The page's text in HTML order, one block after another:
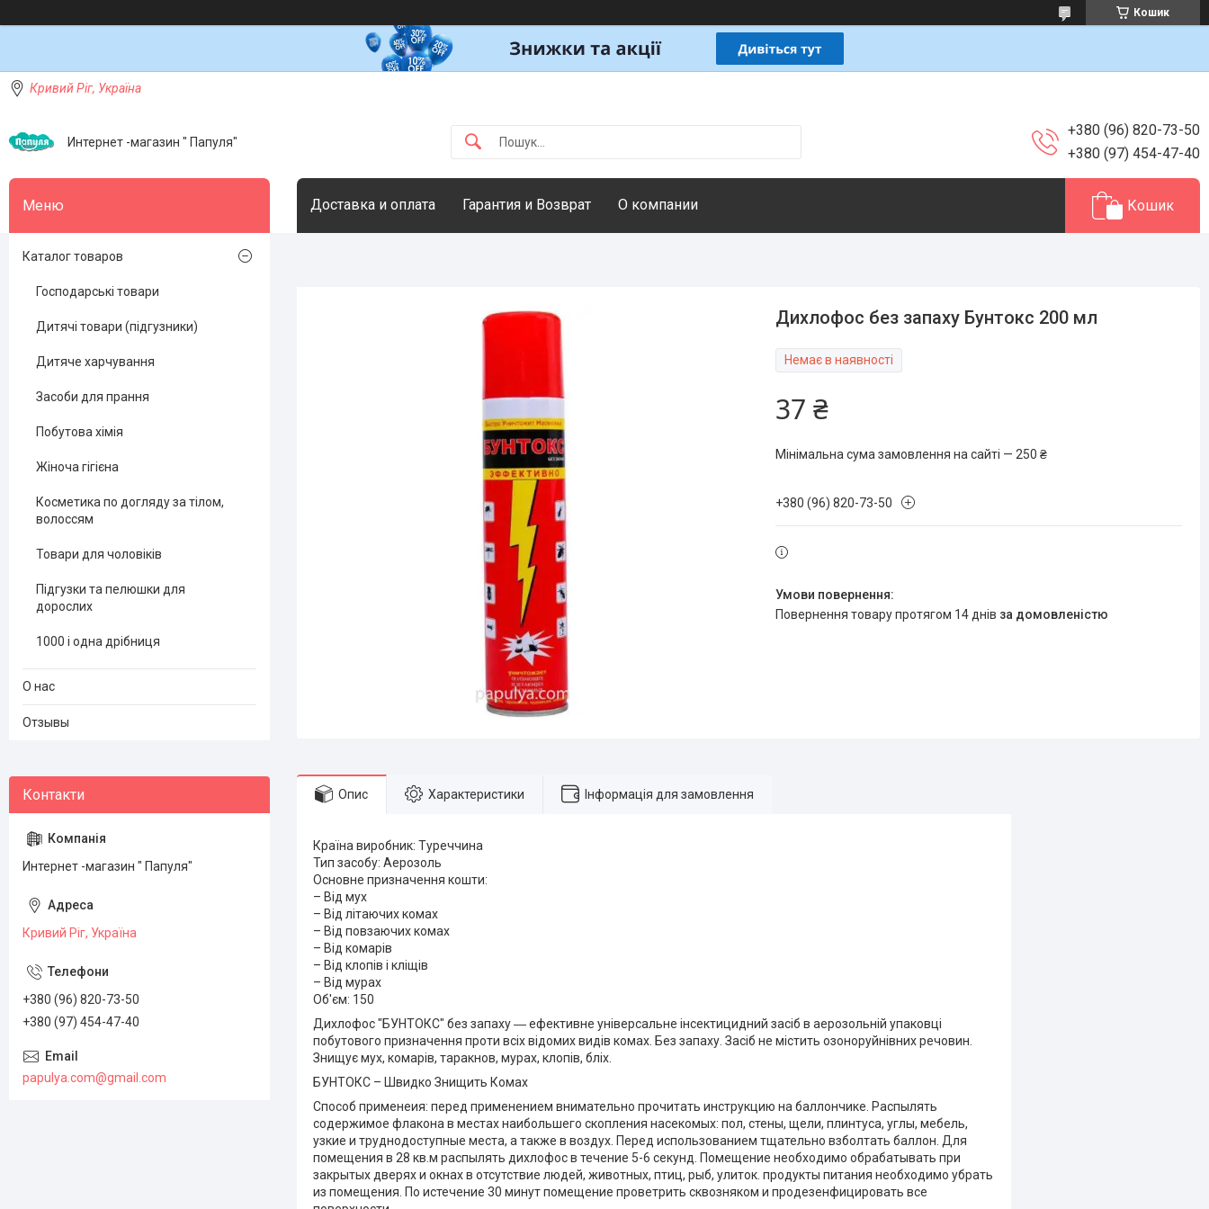
Кошик
Кривий Ріг, Україна
Интернет -магазин " Папуля"
+380 (96) 820-73-50
+380 (97) 454-47-40
Доставка и оплата Гарантия и Возврат О компании Кошик
Дихлофос без запаху Бунтокс 200 мл
Немає в наявності
37 ₴
Мінімальна сума замовлення на сайті — 250 ₴
+380 (96) 820-73-50
повернення товару протягом 14 днів за домовленістю
Опис Характеристики Інформація для замовлення
Країна виробник: Туреччина
Тип засобу: Аерозоль
Основне призначення кошти:
– Від мух
– Від літаючих комах
– Від повзаючих комах
– Від комарів
– Від клопів і кліщів
– Від мурах
Об'єм: 150
Дихлофос "БУНТОКС" без запаху ― ефективне універсальне інсектицидний засіб в аерозольній упаковці
побутового призначення проти всіх відомих видів комах. Без запаху. Засіб не містить озоноруйнівних речовин.
Знищує мух, комарів, таракнов, мурах, клопів, бліх.
БУНТОКС – Швидко Знищить Комах
Способ применеия: перед применением внимательно прочитать инструкцию на баллончике. Распылять
содержимое флакона в местах наибольшего скопления насекомых: пол, стены, щели, плинтуса, углы, мебель,
узкие и труднодоступные места, а также в воздух. Перед использованием тщательно взболтать баллон. Для
помещения в 28 кв.м распылять дихлофос в течение 5-6 секунд. Помещение необходимо обрабатывать при
закрытых дверях и окнах в отсутствие людей, животных, птиц, рыб, улиток. продукты питания необходимо убрать
из помещения. По истечение 30 минут помещение проветрить сквозняком и продезенфицировать все
Каталог товаров
Господарські товари
Дитячі товари (підгузники)
Дитяче харчування
Засоби для прання
Побутова хімія
Жіноча гігієна
Косметика по догляду за тілом,
волоссям
Товари для чоловіків
Підгузки та пелюшки для
дорослих
1000 і одна дрібниця
О нас
Отзывы
Интернет -магазин " Папуля"
Кривий Ріг, Україна
+380 (96) 820-73-50
+380 (97) 454-47-40
papulya.com@gmail.com